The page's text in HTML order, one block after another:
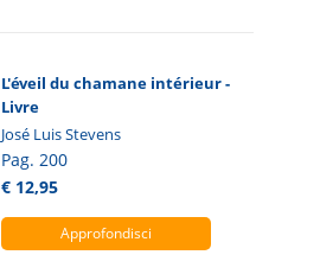
L'éveil du chamane intérieur -
Livre
José Luis Stevens
Pag. 200
€ 12,95
Approfondisci